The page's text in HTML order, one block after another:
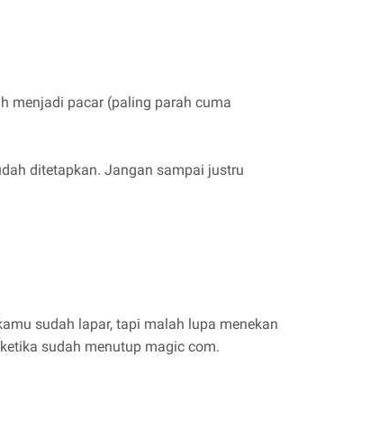
menjadi pacar (paling parah cuma
ditetapkan. Jangan sampai justru
sudah lapar, tapi malah lupa menekan
sudah menutup magic com.